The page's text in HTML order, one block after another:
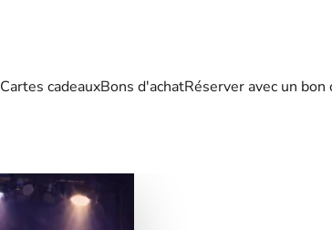
Cartes cadeauxBons d'achatRéserver avec un bon